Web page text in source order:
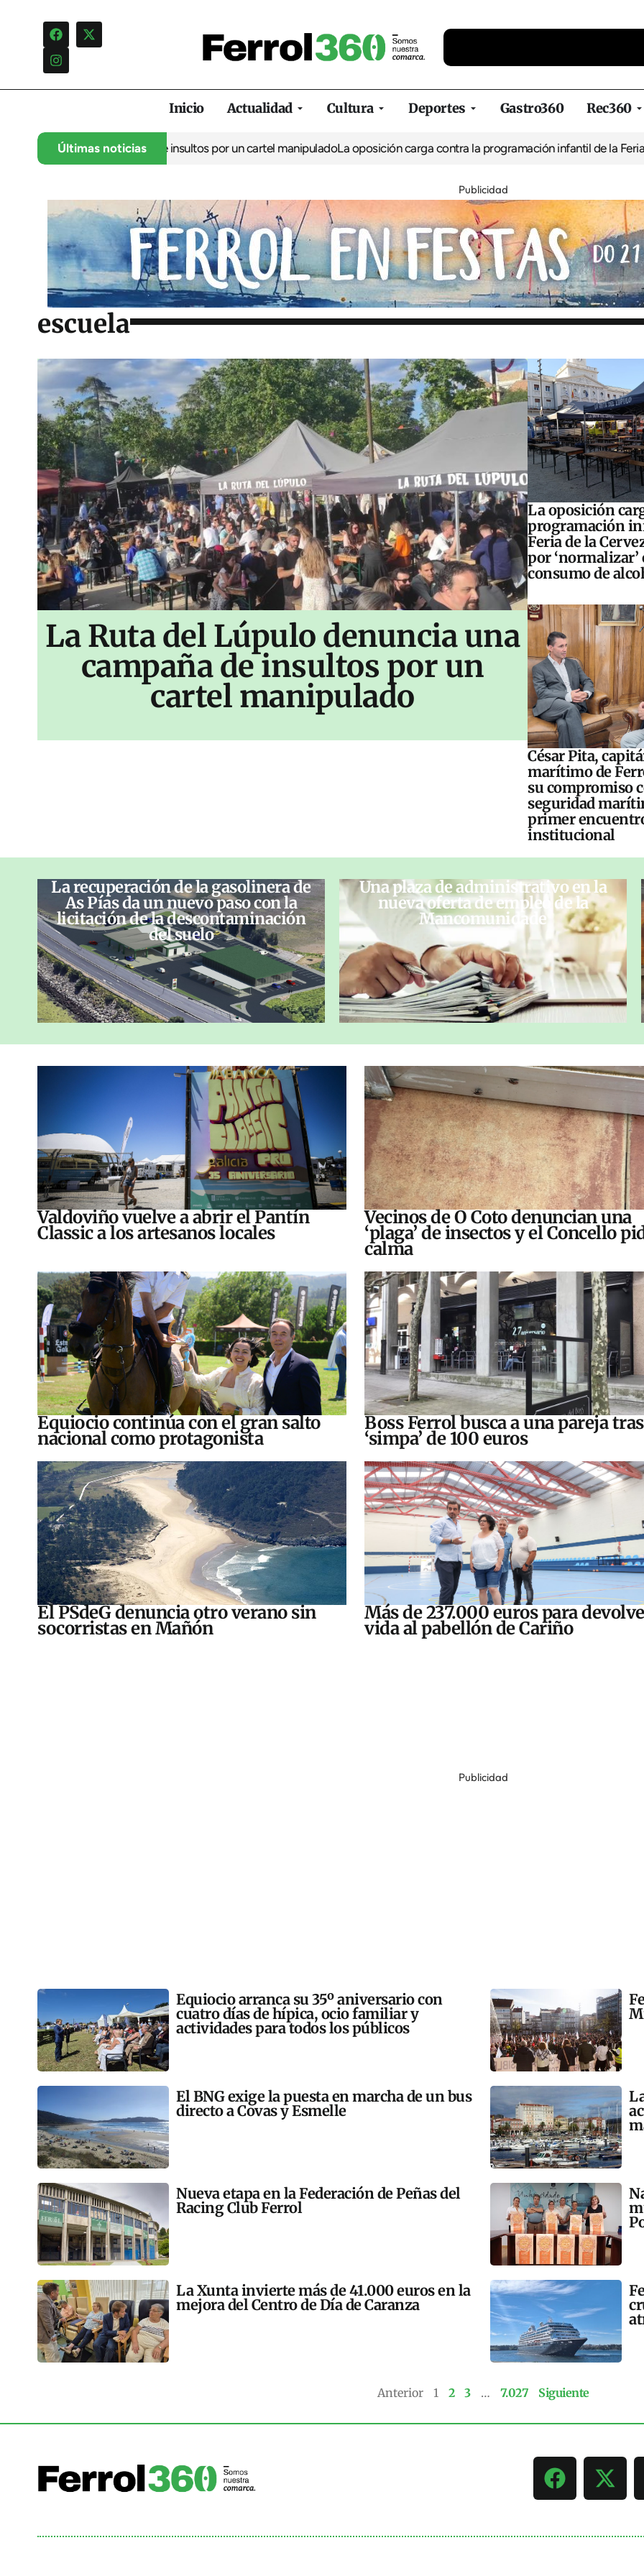
Inicio Actualidad Cultura Deportes Gastro360 Rec360
Últimas noticias
una campaña de insultos por un cartel manipuladoLa oposición carga contra la programación infantil de la Feria de la
Publicidad
escuela
La Ruta del Lúpulo denuncia una
campaña de insultos por un
cartel manipulado
La oposición
programación
Feria de la
por ‘normalizar’
consumo de
César Pita,
marítimo de
su compromiso
seguridad
primer
institucional
La recuperación de la gasolinera de
As Pías da un nuevo paso con la
licitación de la descontaminación
del suelo
Una plaza de administrativo en la
nueva oferta de empleo de la
Mancomunidade
Valdoviño vuelve a abrir el Pantín
Classic a los artesanos locales
Vecinos de O Coto denuncian una
‘plaga’ de insectos y el Concello
calma
Equiocio continúa con el gran salto
nacional como protagonista
Boss Ferrol busca a una pareja
‘simpa’ de 100 euros
El PSdeG denuncia otro verano sin
socorristas en Mañón
Más de 237.000 euros para
vida al pabellón de Cariño
Publicidad
Equiocio arranca su 35º aniversario con
cuatro días de hípica, ocio familiar y
actividades para todos los públicos
El BNG exige la puesta en marcha de un bus
directo a Covas y Esmelle
Nueva etapa en la Federación de Peñas del
Racing Club Ferrol
La Xunta invierte más de 41.000 euros en la
mejora del Centro de Día de Caranza
Anterior 1 2 3 … 7.027 Siguiente